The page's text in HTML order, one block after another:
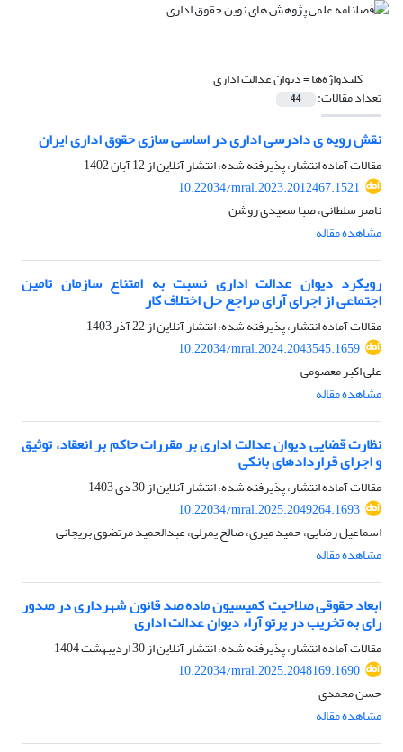
کلیدواژه‌ها =دیوان عدالت اداری
تعداد مقالات: 44
نقش رویه ی دادرسی اداری در اساسی سازی حقوق اداری ایران
مقالات آماده انتشار، پذیرفته شده، انتشار آنلاین از12 آبان 1402
10.22034/mral.2023.2012467.1521
ناصر سلطانی، صبا سعیدی روشن
مشاهده مقاله
رویکرد دیوان عدالت اداری نسبت به امتناع سازمان تامین
اجتماعی از اجرای آرای مراجع حل اختلاف کار
مقالات آماده انتشار، پذیرفته شده، انتشار آنلاین از22 آذر 1403
10.22034/mral.2024.2043545.1659
علی اکبر معصومی
مشاهده مقاله
نظارت قضایی دیوان عدالت اداری بر مقررات حاکم بر انعقاد، توثیق
و اجرای قراردادهای بانکی
مقالات آماده انتشار، پذیرفته شده، انتشار آنلاین از30 دی 1403
10.22034/mral.2025.2049264.1693
اسماعیل رضایی، حمید میری، صالح یمرلی، عبدالحمید مرتضوی بریجانی
مشاهده مقاله
ابعاد حقوقی صلاحیت کمیسیون ماده صد قانون شهرداری در صدور
رای به تخریب در پرتو آراء دیوان عدالت اداری
مقالات آماده انتشار، پذیرفته شده، انتشار آنلاین از30 اردیبهشت 1404
10.22034/mral.2025.2048169.1690
حسن محمدی
مشاهده مقاله